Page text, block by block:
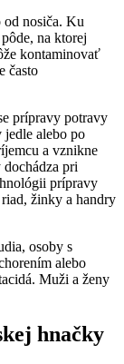
od nosiča. Ku
na ktorej
kontaminovať
často
prípravy potravy
jedle alebo po
a vznikne
pri
prípravy
žinky a handry
osoby s
alebo
Muži a ženy
hnačky